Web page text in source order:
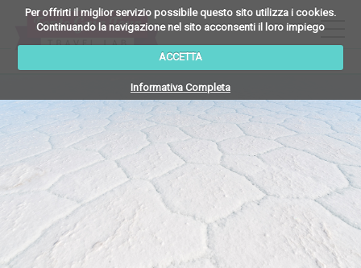
Per offrirti il miglior servizio possibile questo sito utilizza i cookies.
Continuando la navigazione nel sito acconsenti il loro impiego
ACCETTA
Informativa Completa
Versione Italiana